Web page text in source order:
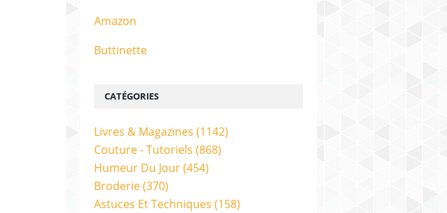
CATÉGORIES
Livres & Magazines (1142)
Couture - Tutoriels (868)
Humeur Du Jour(454)
Broderie(370)
Astuces Et Techniques (158)
Amazon
Buttinette